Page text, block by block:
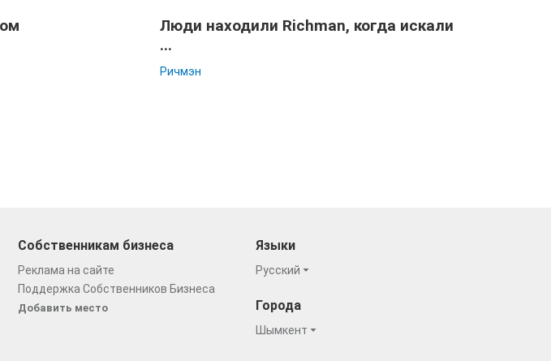
Люди находили Richman, когда искали
...
Ричмэн
Собственникам бизнеса
Реклама на сайте
Поддержка Собственников Бизнеса
Добавить место
Языки
Русский
Города
Шымкент